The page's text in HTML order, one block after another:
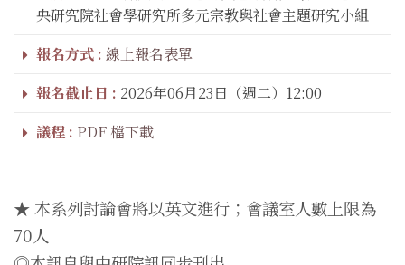
央研究院社會學研究所多元宗教與社會主題研究小組
報名方式 : 線上報名表單
報名截止日 : 2026年06月23日（週二）12:00
議程 : PDF 檔下載
★ 本系列討論會將以英文進行；會議室人數上限為
70人